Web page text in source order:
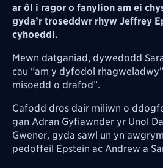
ar ôl i ragor o fanylion am ei
gyda’r troseddwr rhyw Jeffrey
cyhoeddi.
Mewn datganiad, dywedodd
cau “am y dyfodol
misoedd o drafod”.
Cafodd dros dair miliwn o
gan Adran Gyfiawnder yr Unol
Gwener, gyda sawl un yn
pedoffeil Epstein ac Andrew a